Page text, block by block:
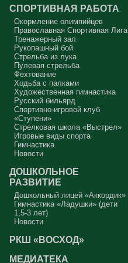
СПОРТИВНАЯ РАБОТА
Окормление олимпийцев
Православная Спортивная Лига
Тренажерный зал
Рукопашный бой
Стрельба из лука
Пулевая стрельба
Фехтование
Ходьба с палками
Художественная гимнастика
Русский бильярд
Спортивно-игровой клуб
«Ступени»
Стрелковая школа «Выстрел»
Игровые виды спорта
Гимнастика
Новости
ДОШКОЛЬНОЕ
РАЗВИТИЕ
Дошкольный лицей «Аккордик»
Гимнастика «Ладушки» (дети
1,5-3 лет)
Новости
РКШ «ВОСХОД»
МЕДИАТЕКА